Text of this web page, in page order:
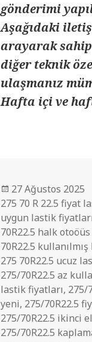
gönderimi
Aşağıdaki
arayarak
diğer teknik
ulaşmanız
Hafta içi ve
Yayın
tarihi
27 Ağustos 2025
275 70 R 22.5 fiyat
uygun lastik fiyatları
70R22.5 halk
70R22.5
275 70R22.5 ucuz
275/70R22.5 az
lastik fiyatları, 275/
yeni, 275/70R22.5
275/70R22.5 ikinci
275/70R22.5